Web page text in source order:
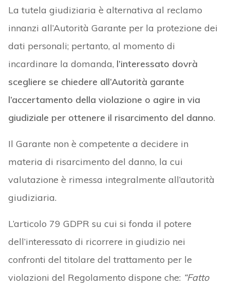
La tutela giudiziaria è alternativa al reclamo
innanzi all’Autorità Garante per la protezione dei
dati personali; pertanto, al momento di
incardinare la domanda, l’interessato dovrà
scegliere se chiedere all’Autorità garante
l’accertamento della violazione o agire in via
giudiziale per ottenere il risarcimento del danno.
Il Garante non è competente a decidere in
materia di risarcimento del danno, la cui
valutazione è rimessa integralmente all’autorità
giudiziaria.
L’articolo 79 GDPR su cui si fonda il potere
dell’interessato di ricorrere in giudizio nei
confronti del titolare del trattamento per le
violazioni del Regolamento dispone che: “Fatto